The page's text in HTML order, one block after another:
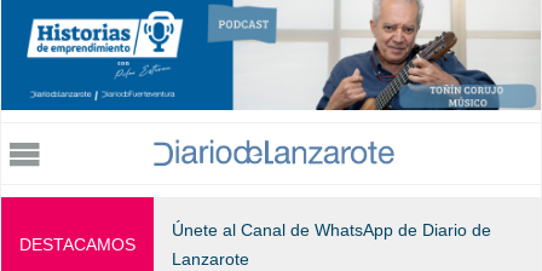
Jump to navigation
DESTACAMOS
Únete al Canal de WhatsApp de Diario de
Lanzarote